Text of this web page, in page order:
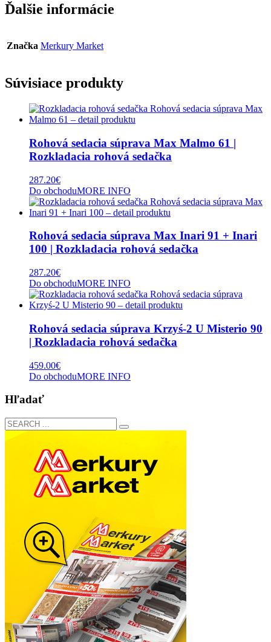
Ďalšie informácie
Značka Merkury Market
Súvisiace produkty
Rohová sedacia súprava Max Malmo 61 |
Rozkladacia rohová sedačka
287.20€
Do obchoduMORE INFO
Rohová sedacia súprava Max Inari 91 + Inari
100 | Rozkladacia rohová sedačka
287.20€
Do obchoduMORE INFO
Rohová sedacia súprava Krzyś-2 U Misterio 90
| Rozkladacia rohová sedačka
459.00€
Do obchoduMORE INFO
Hľadať